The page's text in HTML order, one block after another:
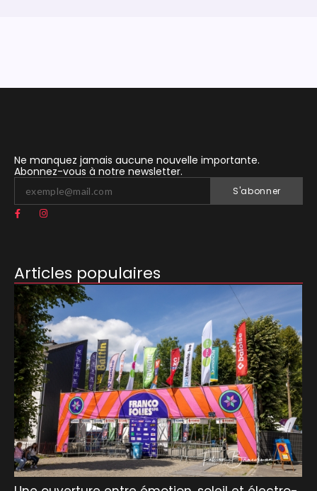
Ne manquez jamais aucune nouvelle importante.
Abonnez-vous à notre newsletter.
S'abonner
Articles populaires